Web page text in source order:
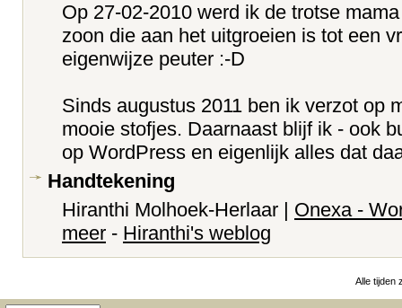
Op 27-02-2010 werd ik de trotse
zoon die aan het uitgroeien is tot een
eigenwijze peuter :-D
Sinds augustus 2011 ben ik verzot op
mooie stofjes. Daarnaast blijf ik - ook
op WordPress en eigenlijk alles dat
Handtekening
Hiranthi Molhoek-Herlaar | Onexa -
meer - Hiranthi's weblog
Alle tijden